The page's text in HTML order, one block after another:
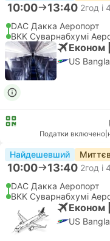
10:00 13:40 2год і
DAC Дакка Аеропорт
BKK Суварнабхумі
Економ
US
Податки включено
Найдешевший
10:00 13:40 2год і
DAC Дакка Аеропорт
BKK Суварнабхумі
Економ
US